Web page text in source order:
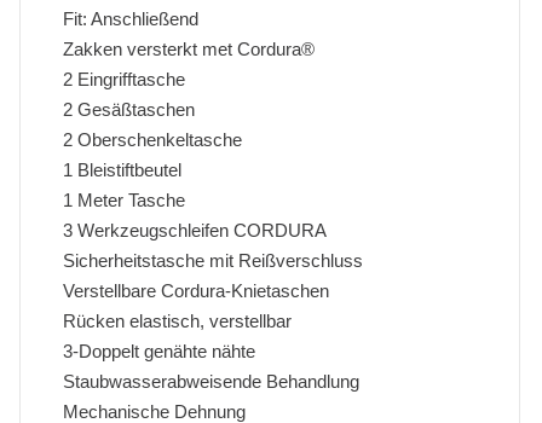
Fit: Anschließend
Zakken versterkt met Cordura®
2 Eingrifftasche
2 Gesäßtaschen
2 Oberschenkeltasche
1 Bleistiftbeutel
1 Meter Tasche
3 Werkzeugschleifen CORDURA
Sicherheitstasche mit Reißverschluss
Verstellbare Cordura-Knietaschen
Rücken elastisch, verstellbar
3-Doppelt genähte nähte
Staubwasserabweisende Behandlung
Mechanische Dehnung